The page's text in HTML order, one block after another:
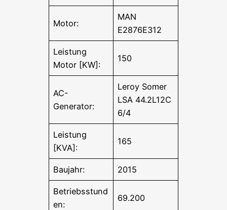
Motor:
MAN
E2876E312
Leistung
Motor [KW]:
150
AC-
Generator:
Leroy Somer
LSA 44.2L12C
6/4
Leistung
[KVA]:
165
Baujahr: 2015
Betriebsstund
en:
69.200